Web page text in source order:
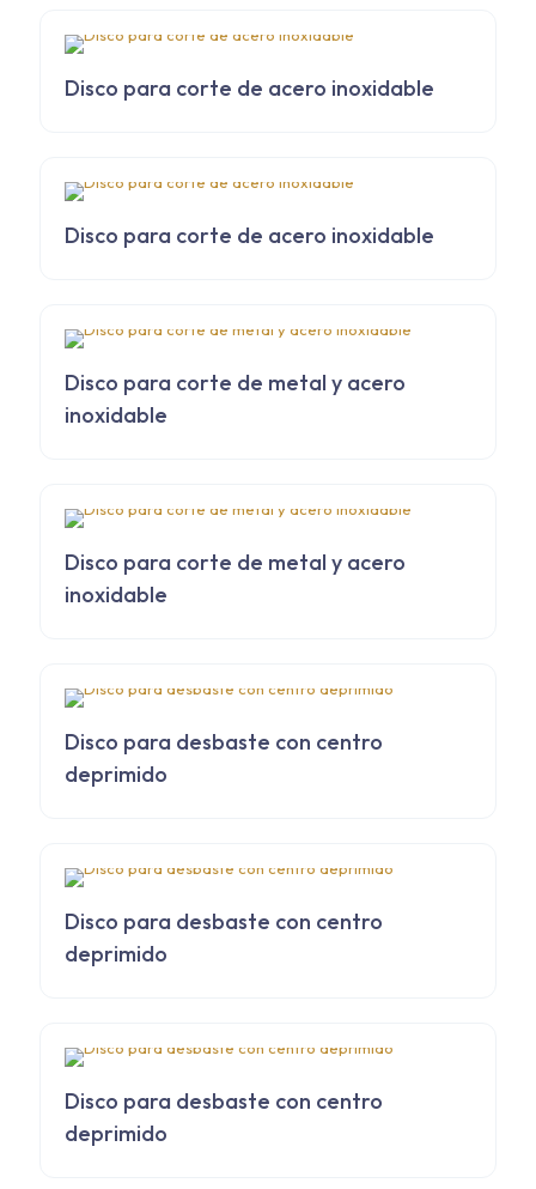
Disco para corte de acero inoxidable
Disco para corte de acero inoxidable
Disco para corte de metal y acero
inoxidable
Disco para corte de metal y acero
inoxidable
Disco para desbaste con centro
deprimido
Disco para desbaste con centro
deprimido
Disco para desbaste con centro
deprimido